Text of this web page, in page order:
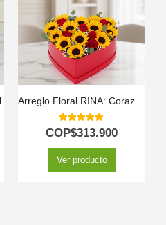
Arreglo Floral RINA: Corazón de Girasoles y Rosas Rojas 🌹
5.00out of 5
COP$313.900
Ver producto